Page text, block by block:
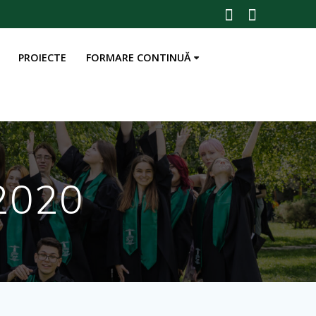
PROIECTE FORMARE CONTINUĂ